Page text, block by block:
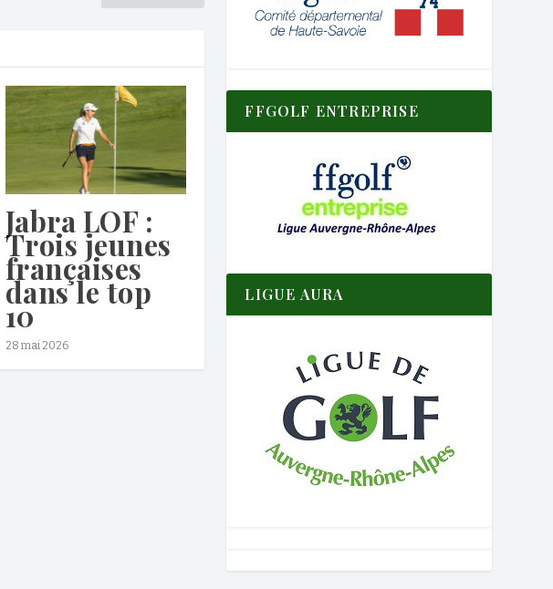
Jabra LOF :
Trois jeunes
françaises
dans le top
10
28 mai 2026
FFGOLF ENTREPRISE
LIGUE AURA